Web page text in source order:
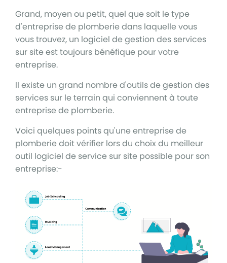
Grand, moyen ou petit, quel que soit le type
d'entreprise de plomberie dans laquelle vous
vous trouvez, un logiciel de gestion des services
sur site est toujours bénéfique pour votre
entreprise.
Il existe un grand nombre d'outils de gestion des
services sur le terrain qui conviennent à toute
entreprise de plomberie.
Voici quelques points qu'une entreprise de
plomberie doit vérifier lors du choix du meilleur
outil logiciel de service sur site possible pour son
entreprise:-